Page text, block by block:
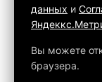
Обращаем ваше
также вся
нём, носит
каких условиях не
данных и
Вы можете
браузера.